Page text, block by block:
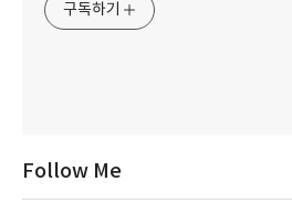
구독하기
Follow Me